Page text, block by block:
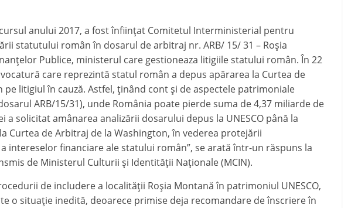
cursul anului 2017, a fost înființat Comitetul Interministerial pentru
statutului român în dosarul de arbitraj nr. ARB/ 15/ 31 – Roșia
Publice, ministerul care gestioneaza litigiile statului român. În 22
care reprezintă statul român a depus apărarea la Curtea de
litigiul în cauză. Astfel, ținând cont și de aspectele patrimoniale
ARB/15/31), unde România poate pierde suma de 4,37 miliarde de
a solicitat amânarea analizării dosarului depus la UNESCO până la
Curtea de Arbitraj de la Washington, în vederea protejării
intereselor financiare ale statului român”, se arată într-un răspuns la
de Ministerul Culturii și Identității Naționale (MCIN).
de includere a localităţii Roşia Montană în patrimoniul UNESCO,
o situaţie inedită, deoarece primise deja recomandare de înscriere în